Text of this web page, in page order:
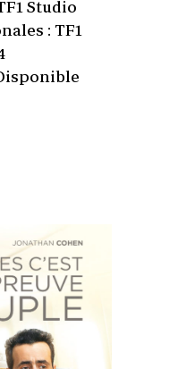
Studio
: TF1